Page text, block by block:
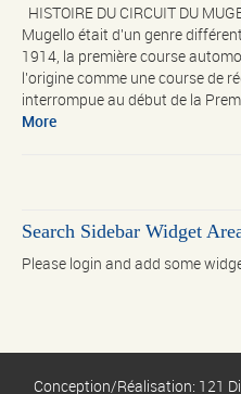
HISTOIRE DU CIRCUIT DU
Mugello était d'un genre
1914, la première course
l'origine comme une course de
interrompue au début de la
More
Search Sidebar Widget
Please login and add some
Conception/Réalisation: 121